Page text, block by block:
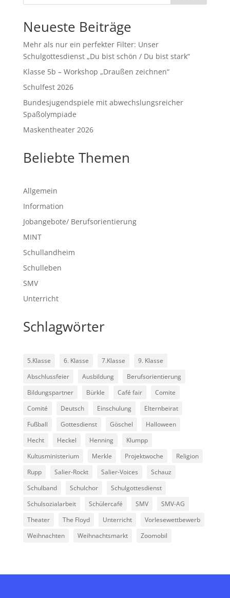
Neueste Beiträge
Mehr als nur ein perfekter Filter: Unser
Schulgottesdienst „Du bist schön / Du bist stark“
Klasse 5b – Workshop „Draußen zeichnen“
Schulfest 2026
Bundesjugendspiele mit abwechslungsreicher
Spaßolympiade
Maskentheater 2026
Beliebte Themen
Allgemein
Information
Jobangebote/ Berufsorientierung
MINT
Schullandheim
Schulleben
SMV
Unterricht
Schlagwörter
5.Klasse 6. Klasse 7.Klasse
9. Klasse
Abschlussfeier
Ausbildung
Berufsorientierung
Bildungspartner
Bürkle Café fair
Comite
Comité
Deutsch Einschulung
Elternbeirat
Fußball
Gottesdienst Göschel
Halloween
Hecht
Heckel Henning
Klumpp
Kultusministerium
Merkle Projektwoche
Religion
Rupp
Salier-Rockt Salier-Voices
Schauz
Schulband
Schulchor
Schulgottesdienst
Schulsozialarbeit
Schülercafé SMV
SMV-AG
Theater
The Floyd Unterricht
Vorlesewettbewerb
Weihnachten
Weihnachtsmarkt Zoomobil